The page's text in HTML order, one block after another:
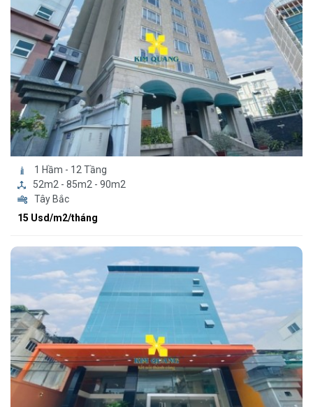
1 Hầm - 12 Tầng
52m2 - 85m2 - 90m2
Tây Bắc
15 Usd/m2/tháng